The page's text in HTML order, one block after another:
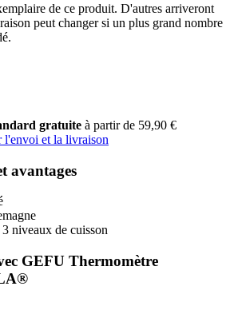
de ce produit. D'autres arriveront
peut changer si un plus grand nombre
gratuite à partir de 59,90 €
l'envoi et la livraison
avantages
niveaux de cuisson
GEFU Thermomètre